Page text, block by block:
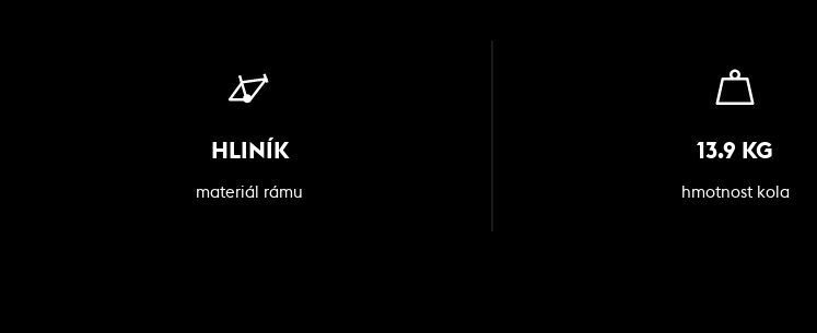
HLINÍK
materiál rámu
13.9 KG
hmotnost kola